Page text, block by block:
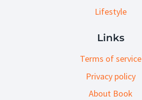
Lifestyle
Links
Terms of service
Privacy policy
About Book